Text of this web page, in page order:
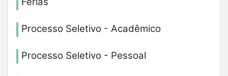
Processo Seletivo - Acadêmico
Processo Seletivo - Pessoal